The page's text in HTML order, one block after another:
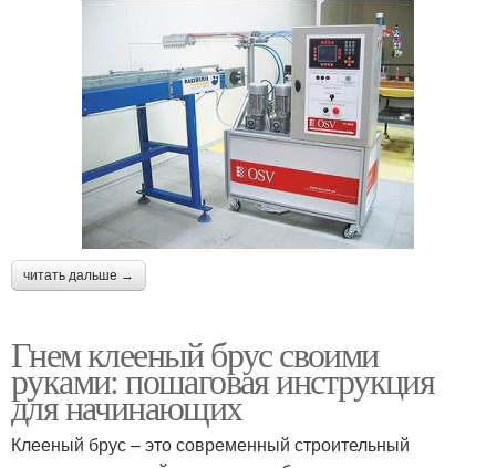
читать дальше →
Гнем клееный брус своими
руками: пошаговая инструкция
для начинающих
Клееный брус – это современный строительный